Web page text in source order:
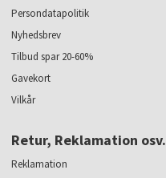
Persondatapolitik
Nyhedsbrev
Tilbud spar 20-60%
Gavekort
Vilkår
Retur, Reklamation osv.
Reklamation